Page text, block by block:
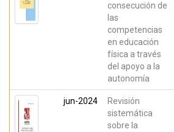
consecución de
las
competencias
en educación
física a través
del apoyo a la
autonomía
jun-2024
Revisión
sistemática
sobre la